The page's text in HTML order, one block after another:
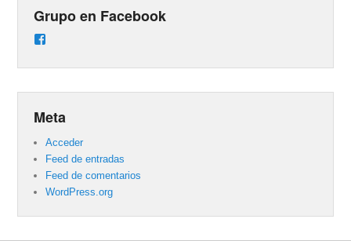
Grupo en Facebook
Meta
Acceder
Feed de entradas
Feed de comentarios
WordPress.org